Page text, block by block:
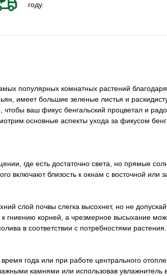
году.
популярных комнатных растений благодаря
имеет большие зеленые листья и
ваш фикус бенгальский процветал и
основные аспекты ухода за фикусом
где есть достаточно света, но прямые
включают близость к окнам с восточной или
слой почвы слегка высохнет, но не
гниению корней, а чрезмерное высыхание
в соответствии с потребностями растения.
года или при работе центрального
камнями или использовав увлажнитель